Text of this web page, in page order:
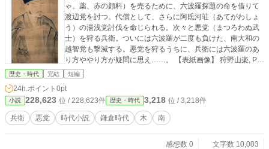
ゃ。薬、赤の顔料）を売るために、六波羅探題の命を借りて
渡辺党を討つ。代償として、さらに阿氐河荘（あてがわしょ
う）の湯浅党討伐を命じられる。次々と悪党（まつろわぬ武
士）を狩る兵衛。ついには六波羅が二度も負けた、南大和の
越智党も撃滅する。悪党を狩るうちに、兵衛には六波羅のあ
り方ややり方が疑問に思え……。 【表紙画像】 狩野山楽, Pu
blic domain, ウィキメディア・コモンズ経由で
歴史・時代 完結 短編
24h.ポイント 0pt
小説 228,623 位 / 228,623件 歴史・時代 3,218 位 / 3,218件
兵衛 悪党 時代小説 鎌倉時代 木 南
感想数 0
文字数 10,003